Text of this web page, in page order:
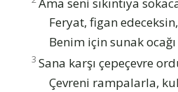
Feryat, figan edeceksin,
Benim için sunak
3 Sana karşı çepeçevre
Çevreni rampalarla,